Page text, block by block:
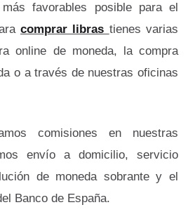
favorables posible para el
comprar libras tienes varias
online de moneda, la compra
o a través de nuestras oficinas
comisiones en nuestras
envío a domicilio, servicio
de moneda sobrante y el
Banco de España.